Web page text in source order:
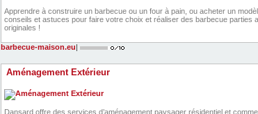
Apprendre à construire un barbecue ou un four à pain, ou acheter un
conseils et astuces pour faire votre choix et réaliser des barbecue parties
originales !
barbecue-maison.eu
Aménagement Extérieur
Dansard offre des services d’aménagement paysager résidentiel et